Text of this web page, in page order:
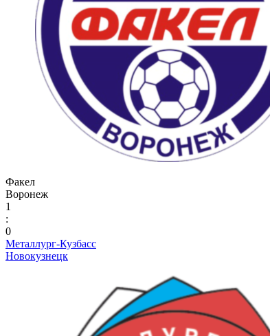
Факел
Воронеж
1
:
0
Металлург-Кузбасс
Новокузнецк